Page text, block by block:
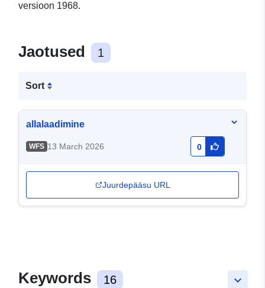
versioon 1968.
Jaotused 1
Sort
allalaadimine
WFS 13 March 2026 0
Juurdepääsu URL
keyboard_arrow_down
Keywords 16